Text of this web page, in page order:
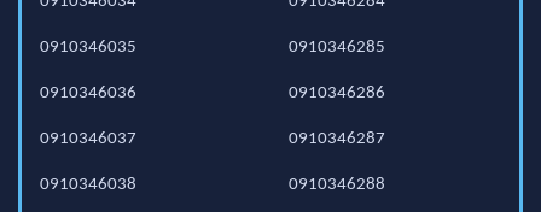
0910346035
0910346036
0910346037
0910346038
0910346285
0910346286
0910346287
0910346288